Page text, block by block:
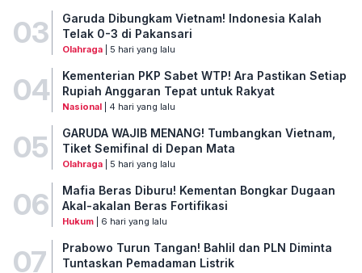
03
Garuda Dibungkam Vietnam! Indonesia Kalah
Telak 0-3 di Pakansari
Olahraga| 5 hari yang lalu
04
Kementerian PKP Sabet WTP! Ara Pastikan Setiap
Rupiah Anggaran Tepat untuk Rakyat
Nasional| 4 hari yang lalu
05
GARUDA WAJIB MENANG! Tumbangkan Vietnam,
Tiket Semifinal di Depan Mata
Olahraga| 5 hari yang lalu
06
Mafia Beras Diburu! Kementan Bongkar Dugaan
Akal-akalan Beras Fortifikasi
Hukum| 6 hari yang lalu
07
Prabowo Turun Tangan! Bahlil dan PLN Diminta
Tuntaskan Pemadaman Listrik